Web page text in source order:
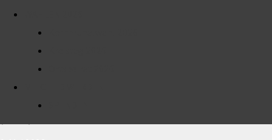
Engin Eroglu, MdEP besucht
Landwirtschaftsbetrieb Böckenhoff in Dorsten